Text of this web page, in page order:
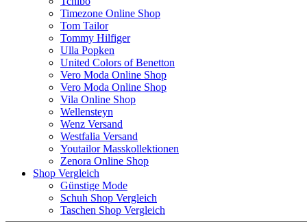
Timezone Online Shop
Tom Tailor
Tommy Hilfiger
Ulla Popken
United Colors of Benetton
Vero Moda Online Shop
Vero Moda Online Shop
Vila Online Shop
Wellensteyn
Wenz Versand
Westfalia Versand
Youtailor Masskollektionen
Zenora Online Shop
Shop Vergleich
Günstige Mode
Schuh Shop Vergleich
Taschen Shop Vergleich